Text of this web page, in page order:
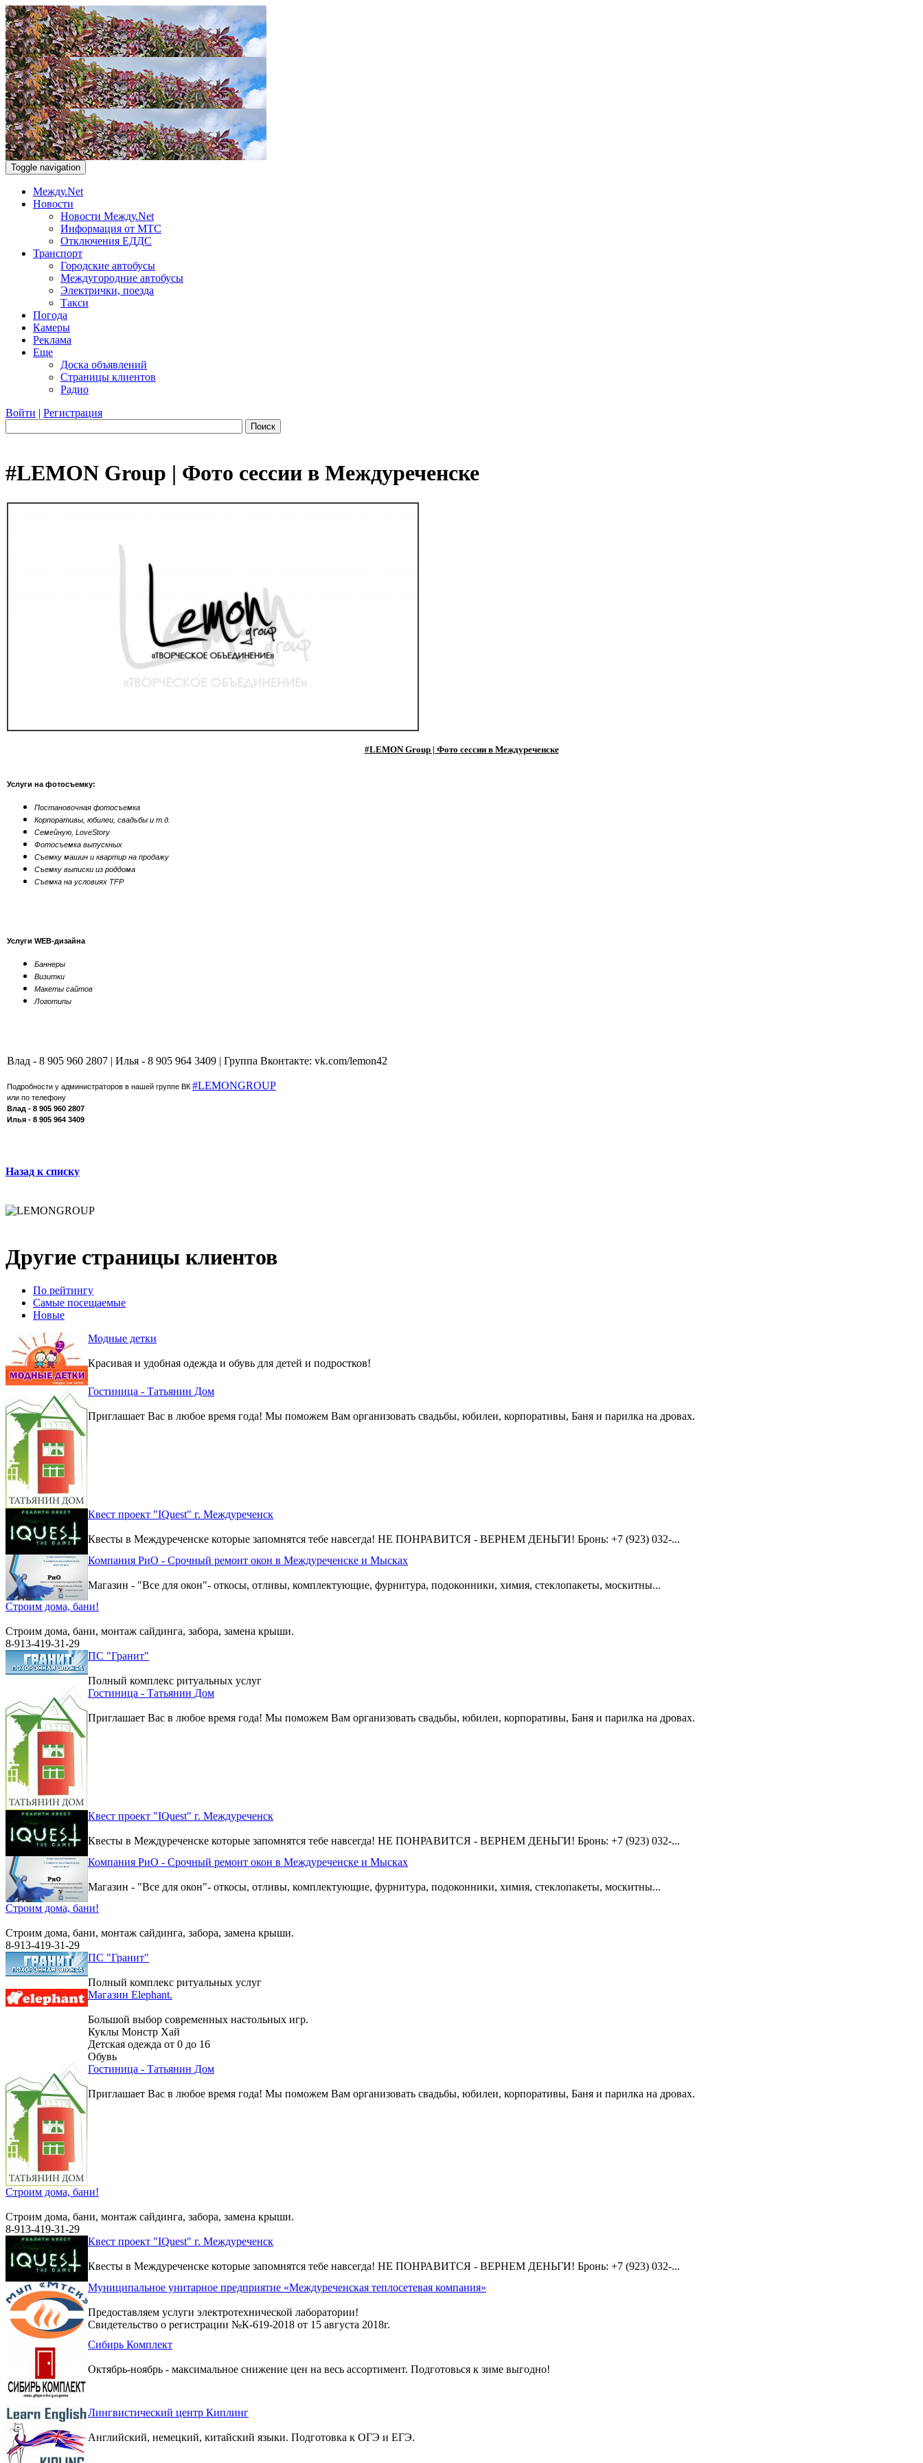
Toggle navigation
Между.Net
Новости
Новости Между.Net
Информация от МТС
Отключения ЕДДС
Транспорт
Городские автобусы
Междугородние автобусы
Электрички, поезда
Такси
Погода
Камеры
Реклама
Еще
Доска объявлений
Страницы клиентов
Радио
Войти | Регистрация
Поиск
#LEMON Group | Фото сессии в Междуреченске
#LEMON Group | Фото сессии в Междуреченске
Услуги на фотосъемку:
Постановочная фотосъемка
Корпоративы, юбилеи, свадьбы и т.д.
Семейную, LoveStory
Фотосъемка выпускных
Съемку машин и квартир на продажу
Съемку выписки из роддома
Съемка на условиях TFP
Услуги WEB-дизайна
Баннеры
Визитки
Макеты сайтов
Логотипы
Влад - 8 905 960 2807 | Илья - 8 905 964 3409 | Группа Вконтакте: vk.com/lemon42
Подробности у администраторов в нашей группе ВК #LEMONGROUP
или по телефону
Влад - 8 905 960 2807
Илья - 8 905 964 3409
Назад к списку
Другие страницы клиентов
По рейтингу
Самые посещаемые
Новые
Модные детки
Красивая и удобная одежда и обувь для детей и подростков!
Гостиница - Татьянин Дом
Приглашает Вас в любое время года! Мы поможем Вам организовать свадьбы, юбилеи, корпоративы, Баня и парилка на дровах.
Квест проект "IQuest" г. Междуреченск
Квесты в Междуреченске которые запомнятся тебе навсегда! НЕ ПОНРАВИТСЯ - ВЕРНЕМ ДЕНЬГИ! Бронь: +7 (923) 032-...
Компания РиО - Срочный ремонт окон в Междуреченске и Мысках
Магазин - "Все для окон"- откосы, отливы, комплектующие, фурнитура, подоконники, химия, стеклопакеты, москитны...
Строим дома, бани!
Строим дома, бани, монтаж сайдинга, забора, замена крыши.
8-913-419-31-29
ПС "Гранит"
Полный комплекс ритуальных услуг
Гостиница - Татьянин Дом
Приглашает Вас в любое время года! Мы поможем Вам организовать свадьбы, юбилеи, корпоративы, Баня и парилка на дровах.
Квест проект "IQuest" г. Междуреченск
Квесты в Междуреченске которые запомнятся тебе навсегда! НЕ ПОНРАВИТСЯ - ВЕРНЕМ ДЕНЬГИ! Бронь: +7 (923) 032-...
Компания РиО - Срочный ремонт окон в Междуреченске и Мысках
Магазин - "Все для окон"- откосы, отливы, комплектующие, фурнитура, подоконники, химия, стеклопакеты, москитны...
Строим дома, бани!
Строим дома, бани, монтаж сайдинга, забора, замена крыши.
8-913-419-31-29
ПС "Гранит"
Полный комплекс ритуальных услуг
Магазин Elephant.
Большой выбор современных настольных игр.
Куклы Монстр Хай
Детская одежда от 0 до 16
Обувь
Гостиница - Татьянин Дом
Приглашает Вас в любое время года! Мы поможем Вам организовать свадьбы, юбилеи, корпоративы, Баня и парилка на дровах.
Строим дома, бани!
Строим дома, бани, монтаж сайдинга, забора, замена крыши.
8-913-419-31-29
Квест проект "IQuest" г. Междуреченск
Квесты в Междуреченске которые запомнятся тебе навсегда! НЕ ПОНРАВИТСЯ - ВЕРНЕМ ДЕНЬГИ! Бронь: +7 (923) 032-...
Муниципальное унитарное предприятие «Междуреченская теплосетевая компания»
Предоставляем услуги электротехнической лаборатории!
Свидетельство о регистрации №К-619-2018 от 15 августа 2018г.
Сибирь Комплект
Октябрь-ноябрь - максимальное снижение цен на весь ассортимент. Подготовься к зиме выгодно!
Лингвистический центр Киплинг
Английский, немецкий, китайский языки. Подготовка к ОГЭ и ЕГЭ.